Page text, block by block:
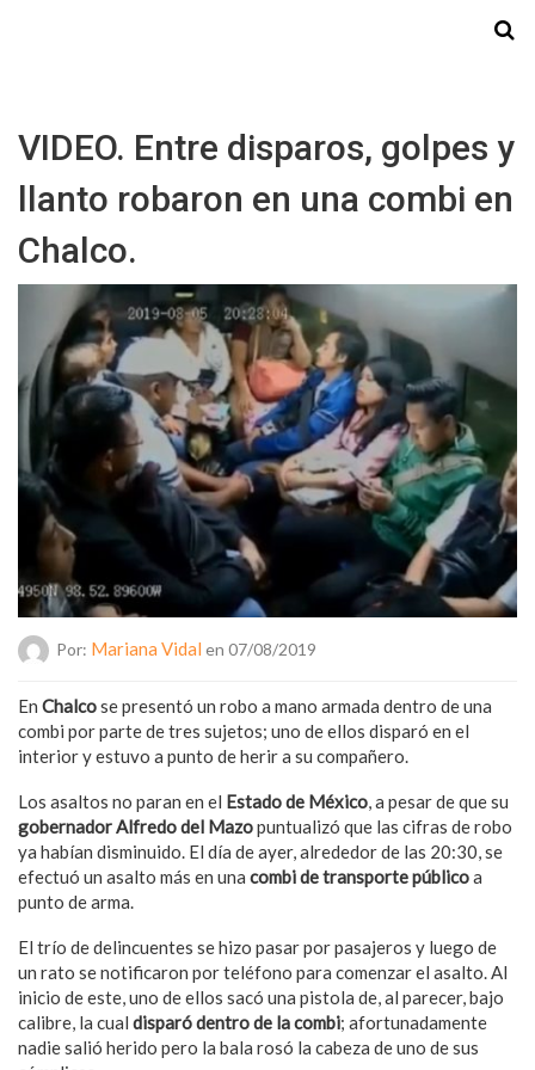
VIDEO. Entre disparos, golpes y
llanto robaron en una combi en
Chalco.
Por: Mariana Vidal en 07/08/2019
En Chalcose presentó un robo a mano armada dentro de una
combi por parte de tres sujetos; uno de ellos disparó en el
interior y estuvo a punto de herir a su compañero.
Los asaltos no paran en el Estado de México, a pesar de que su
gobernador Alfredo del Mazopuntualizó que las cifras de robo
ya habían disminuido. El día de ayer, alrededor de las 20:30, se
efectuó un asalto más en una combi de transporte públicoa
punto de arma.
El trío de delincuentes se hizo pasar por pasajeros y luego de
un rato se notificaron por teléfono para comenzar el asalto. Al
inicio de este, uno de ellos sacó una pistola de, al parecer, bajo
calibre, la cual disparó dentro de la combi; afortunadamente
nadie salió herido pero la bala rosó la cabeza de uno de sus